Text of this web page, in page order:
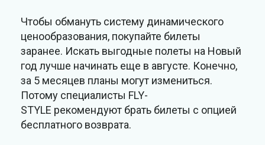
Чтобы обмануть систему динамического
ценообразования, покупайте билеты
заранее. Искать выгодные полеты на Новый
год лучше начинать еще в августе. Конечно,
за 5 месяцев планы могут измениться.
Потому специалисты FLY-
STYLE рекомендуют брать билеты с опцией
бесплатного возврата.